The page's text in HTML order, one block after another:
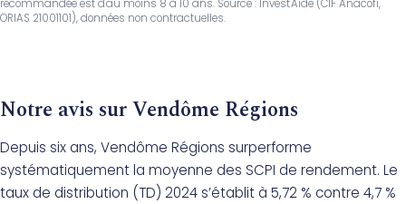
recommandée est d'au moins 8 à 10 ans. Source : Invest'Aide (CIF Anacofi,
ORIAS 21001101), données non contractuelles.
Notre avis sur Vendôme Régions
Depuis six ans, Vendôme Régions surperforme
systématiquement la moyenne des SCPI de rendement. Le
taux de distribution (TD) 2024 s’établit à 5,72 % contre 4,7 %